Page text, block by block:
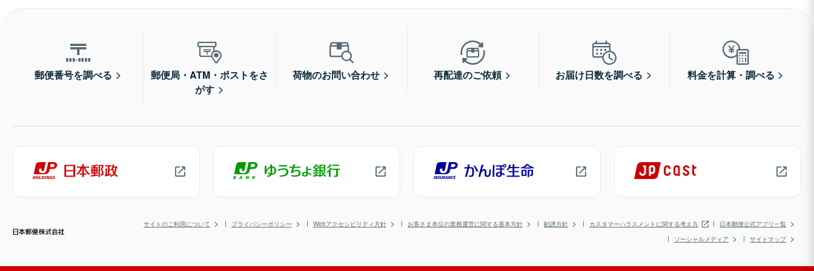
郵便番号を調べる
郵便局・ATM・ポストをさ
がす
荷物のお問い合わせ 再配達のご依頼 お届け日数を調べる 料金を計算・調べる
サイトのご利用について プライバシーポリシー Webアクセシビリティ方針 お客さま本位の業務運営に関する基本方針 勧誘方針 カスタマーハラスメントに関する考え方
日本郵便公式アプリ一覧
ソーシャルメディア
サイトマップ